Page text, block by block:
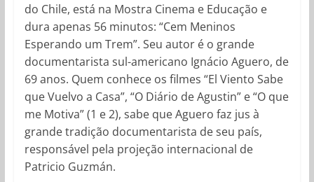
do Chile, está na Mostra Cinema e Educação e
dura apenas 56 minutos: “Cem Meninos
Esperando um Trem”. Seu autor é o grande
documentarista sul-americano Ignácio Aguero, de
69 anos. Quem conhece os filmes “El Viento Sabe
que Vuelvo a Casa”, “O Diário de Agustin” e “O que
me Motiva” (1 e 2), sabe que Aguero faz jus à
grande tradição documentarista de seu país,
responsável pela projeção internacional de
Patricio Guzmán.